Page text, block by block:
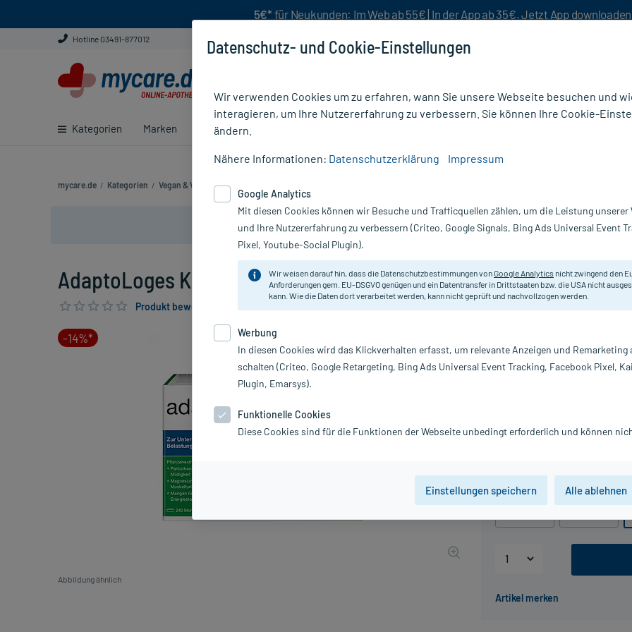
5€* für Neukunden: Im Web ab 55€ | In der App ab 35€. Jetzt App downloaden
Hotline 03491-877012
Kategorien Marken Ratgeber
mycare.de / Kategorien / Vegan & Vegetarisch
Nur für kurze Zeit:Gratis-Versand* ab 19€ Mindestbestellwert!
AdaptoLoges Kapseln, 480 St
Produkt bewerten & PlusHerzen sichern
-14%*
Abbildung ähnlich
136,98 € UVP 159,90 €
Dr. Loges
Veganes
PZN:
Hersteller:
Datenschutz- und Cookie-Einstellungen
Wir verwenden Cookies um zu erfahren, wann Sie unsere Webseite besuchen und
interagieren, um Ihre Nutzererfahrung zu verbessern. Sie können Ihre Cookie-
ändern.
Nähere Informationen: Datenschutzerklärung Impressum
Google Analytics
Mit diesen Cookies können wir Besuche und Trafficquellen zählen, um die Leistung unserer
und Ihre Nutzererfahrung zu verbessern (Criteo, Google Signals, Bing Ads Universal Event
Pixel, Youtube-Social Plugin).
Wir weisen darauf hin, dass die Datenschutzbestimmungen vonGoogle Analytics nicht zwingend den
Anforderungen gem. EU-DSGVO genügen und ein Datentransfer in Drittstaaten bzw. die USA nicht
kann. Wie die Daten dort verarbeitet werden, kann nicht geprüft und nachvollzogen werden.
Werbung
In diesen Cookies wird das Klickverhalten erfasst, um relevante Anzeigen und Remarketing
schalten (Criteo, Google Retargeting, Bing Ads Universal Event Tracking, Facebook Pixel,
Plugin, Emarsys).
Funktionelle Cookies
Diese Cookies sind für die Funktionen der Webseite unbedingt erforderlich und können
Einstellungen speichern Alle ablehnen